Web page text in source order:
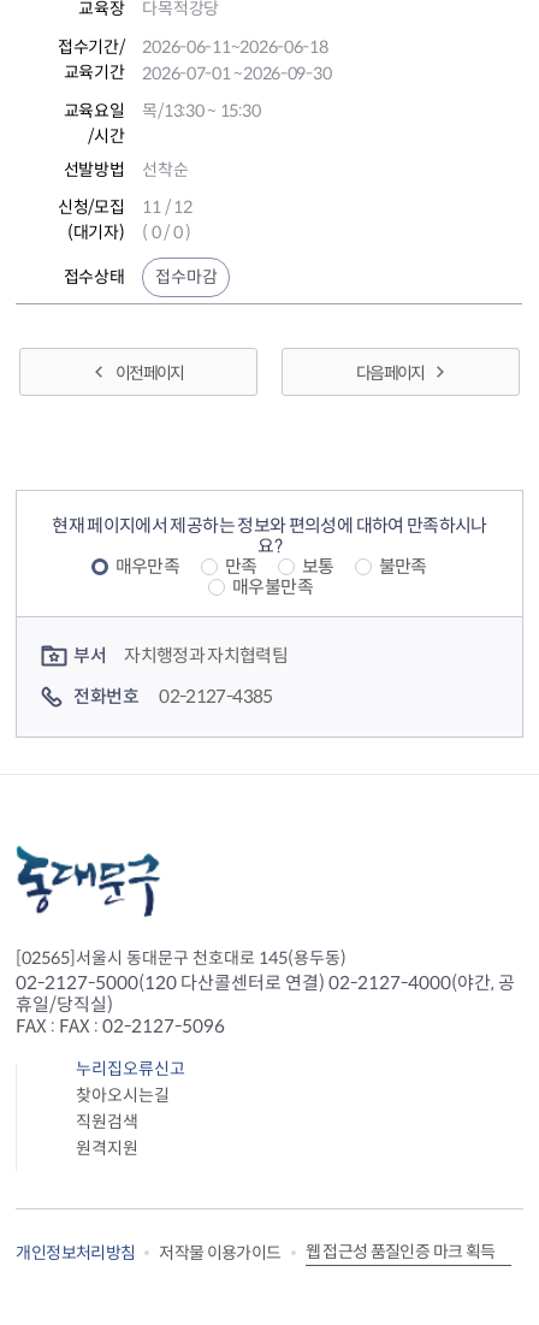
교육장
다목적강당
접수기간/
교육기간
2026-06-11~2026-06-18
2026-07-01~2026-09-30
교육요일
/시간
목/13:30 ~ 15:30
선발방법
선착순
신청/모집
(대기자)
11 / 12
( 0 / 0 )
접수상태 접수마감
이전 페이지 다음 페이지
현재 페이지에서 제공하는 정보와 편의성에 대하여 만족하시나
요?
매우만족
만족 보통
불만족
매우불만족
부서
자치행정과 자치협력팀
전화번호
02-2127-4385
[02565]서울시 동대문구 천호대로 145(용두동)
02-2127-5000(120 다산콜센터로 연결) 02-2127-4000(야간, 공
휴일/당직실)
FAX : FAX : 02-2127-5096
누리집오류신고
찾아오시는길
직원검색
원격지원
개인정보처리방침 저작물 이용가이드 웹 접근성 품질인증 마크 획득